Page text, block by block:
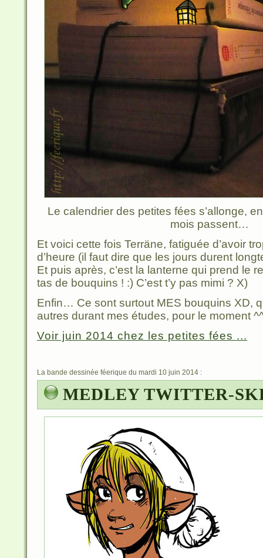
Le calendrier des petites fées s’allonge,
mois passent…
Et voici cette fois Terräne, fatiguée d’avoir
d’heure (il faut dire que les jours durent
Et puis après, c’est la lanterne qui prend le
tas de bouquins ! :) C’est t’y pas mimi ? X)
Enfin… Ce sont surtout MES bouquins XD,
autres durant mes études, pour le moment
Voir juin 2014 chez les petites fées ...
La bande dessinée féerique du mardi 10 juin 2014 :
MEDLEY TWITTER-